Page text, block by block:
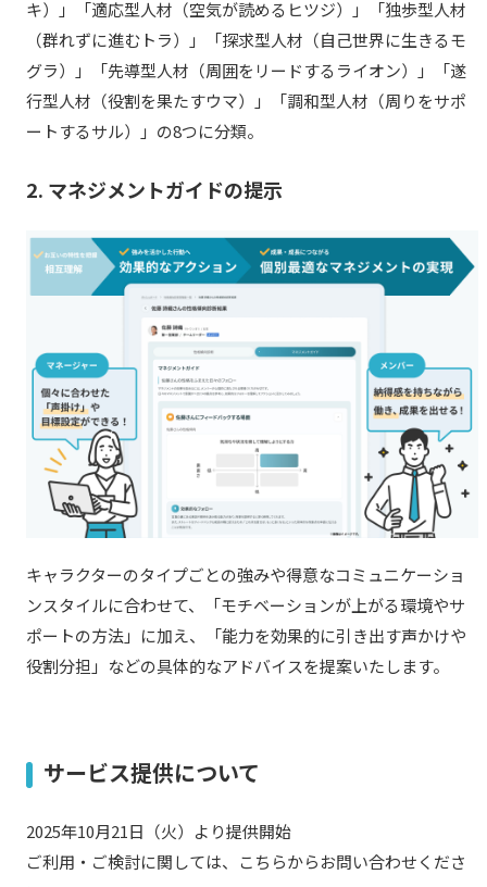
キ）」「適応型人材（空気が読めるヒツジ）」「独歩型人材
（群れずに進むトラ）」「探求型人材（自己世界に生きるモ
グラ）」「先導型人材（周囲をリードするライオン）」「遂
行型人材（役割を果たすウマ）」「調和型人材（周りをサポ
ートするサル）」の8つに分類。
2. マネジメントガイドの提示
キャラクターのタイプごとの強みや得意なコミュニケーショ
ンスタイルに合わせて、「モチベーションが上がる環境やサ
ポートの方法」に加え、「能力を効果的に引き出す声かけや
役割分担」などの具体的なアドバイスを提案いたします。
サービス提供について
2025年10月21日（火）より提供開始
ご利用・ご検討に関しては、こちらからお問い合わせくださ